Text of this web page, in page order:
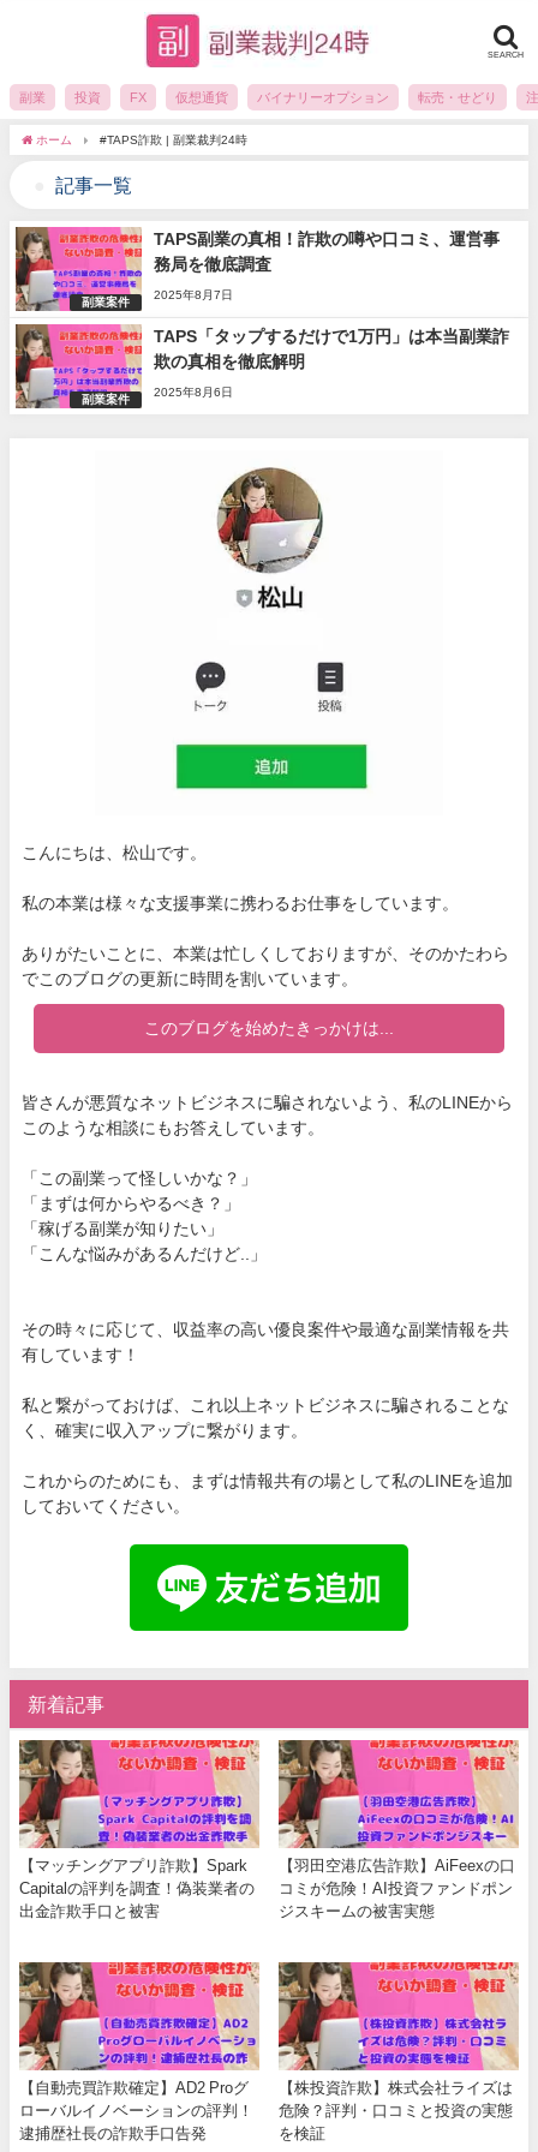
SEARCH
副業 投資 FX 仮想通貨 バイナリーオプション 転売・せどり
ホーム #TAPS詐欺 | 副業裁判24時
記事一覧
副業案件
TAPS副業の真相！詐欺の噂や口コミ、運営事
務局を徹底調査
2025年8月7日
副業案件
TAPS「タップするだけで1万円」は本当副業詐
欺の真相を徹底解明
2025年8月6日
こんにちは、松山です。
私の本業は様々な支援事業に携わるお仕事をしています。
ありがたいことに、本業は忙しくしておりますが、そのかたわら
でこのブログの更新に時間を割いています。
このブログを始めたきっかけは...
皆さんが悪質なネットビジネスに騙されないよう、私のLINEから
このような相談にもお答えしています。
「この副業って怪しいかな？」
「まずは何からやるべき？」
「稼げる副業が知りたい」
「こんな悩みがあるんだけど..」
その時々に応じて、収益率の高い優良案件や最適な副業情報を共
有しています！
私と繋がっておけば、これ以上ネットビジネスに騙されることな
く、確実に収入アップに繋がります。
これからのためにも、まずは情報共有の場として私のLINEを追加
しておいてください。
新着記事
【マッチングアプリ詐欺】Spark
Capitalの評判を調査！偽装業者の
出金詐欺手口と被害
【羽田空港広告詐欺】AiFeexの口
コミが危険！AI投資ファンドポン
ジスキームの被害実態
【自動売買詐欺確定】AD2 Proグ
ローバルイノベーションの評判！
逮捕歴社長の詐欺手口告発
【株投資詐欺】株式会社ライズは
危険？評判・口コミと投資の実態
を検証